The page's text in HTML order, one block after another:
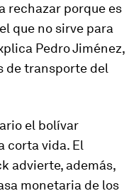
rechazar porque es
que no sirve para
Pedro Jiménez,
de transporte del
el bolívar
corta vida. El
advierte, además,
monetaria de los